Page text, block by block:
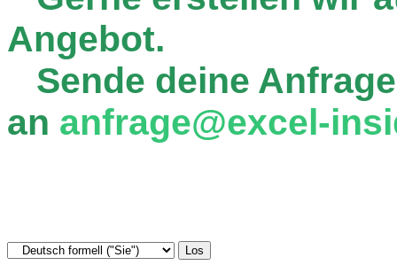
Angebot.
Sende deine
an anfrage@excel-